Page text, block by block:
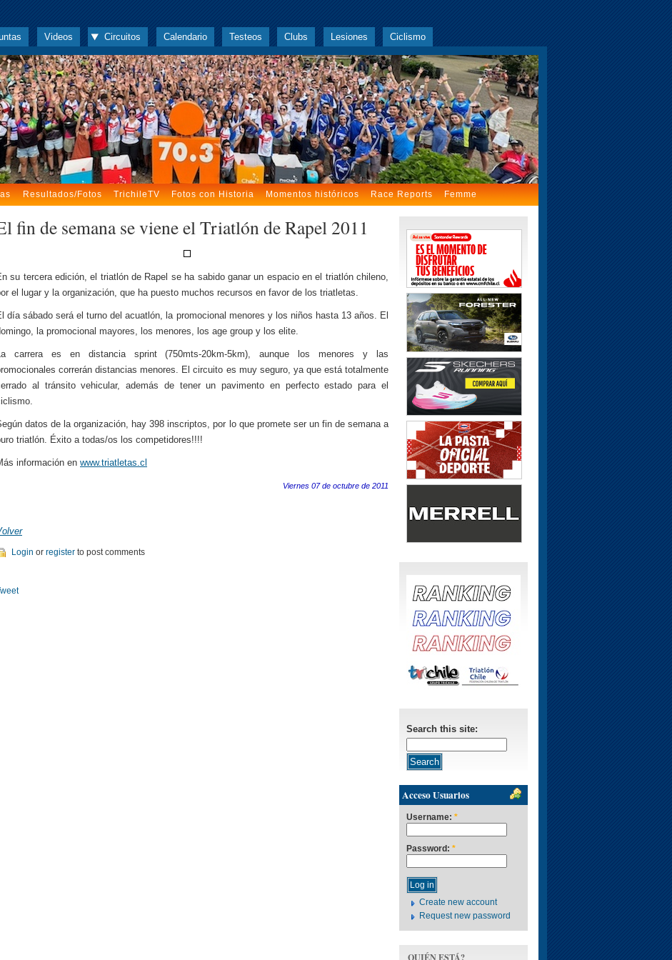
Videos Circuitos Calendario Testeos Clubs Lesiones Ciclismo
Resultados/Fotos TrichileTV Fotos con Historia Momentos históricos Race Reports Femme
fin de semana se viene el Triatlón de Rapel 2011
su tercera edición, el triatlón de Rapel se ha sabido ganar un espacio en el triatlón chileno,
el lugar y la organización, que ha puesto muchos recursos en favor de los triatletas.
día sábado será el turno del acuatlón, la promocional menores y los niños hasta 13 años. El
la promocional mayores, los menores, los age group y los elite.
carrera es en distancia sprint (750mts-20km-5km), aunque los menores y las
correrán distancias menores. El circuito es muy seguro, ya que está totalmente
al tránsito vehicular, además de tener un pavimento en perfecto estado para el
datos de la organización, hay 398 inscriptos, por lo que promete ser un fin de semana a
triatlón. Éxito a todas/os los competidores!!!!
información en www.triatletas.cl
Viernes 07 de octubre de 2011
Login or register to post comments
Search this site:
Acceso Usuarios
Username: *
Password: *
Create new account
Request new password
QUIÉN ESTÁ?